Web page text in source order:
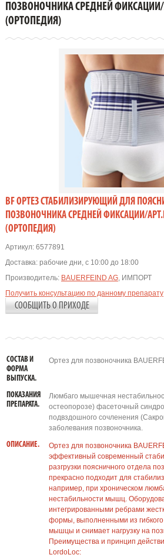
ПОЗВОНОЧНИКА СРЕДНЕЙ ФИКСАЦИИ/
(Ортопедия)
ПОЗВОНОЧНИКА СРЕДНЕЙ ФИКСАЦИИ/
(ОРТОПЕДИЯ)
BF ОРТЕЗ СТАБИЛИЗИРУЮЩИЙ ДЛЯ
ПОЗВОНОЧНИКА СРЕДНЕЙ ФИКСАЦИИ/
(ОРТОПЕДИЯ)
Артикул:6577891
Доставка: рабочие дни, с 10:00 до 18:00
Производитель: BAUERFEIND AG, ИМПОРТ
Получить консультацию по данному препарату
СООБЩИТЬ О ПРИХОДЕ
СОСТАВ И
ФОРМА
ВЫПУСКА.
Ортез для позвоночника
ПОКАЗАНИЯ
ПРЕПАРАТА.
Люмбаго мышечная
остеопорозе) фасеточный
подвздошного сочленения
заболевания позвоночника.
ОПИСАНИЕ.
Ортез для позвоночника
эффективный современный
разгрузки поясничного отдела
прекрасно подходит для
например, при хроническом
нестабильности мышц.
интегрированными ребрами
формы, выполненными из
мышцы и снимает нагрузку на
Преимущества и принцип
LordoLoc: